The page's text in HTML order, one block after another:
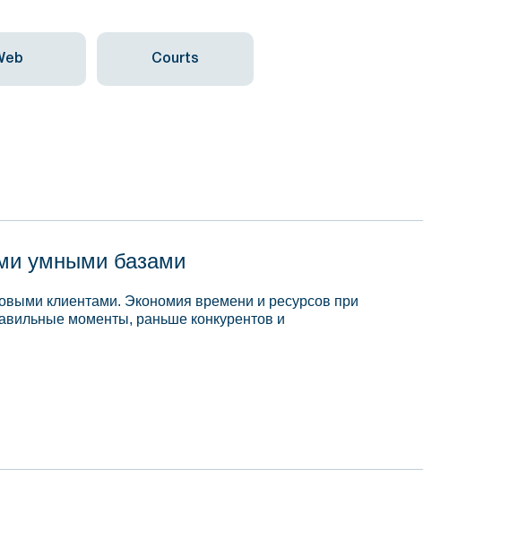
Courts
умными базами
клиентами. Экономия времени и ресурсов при
моменты, раньше конкурентов и